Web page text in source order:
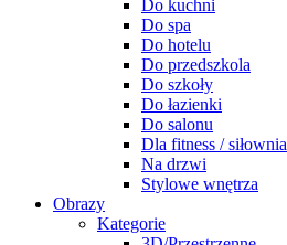
Do kuchni
Do spa
Do hotelu
Do przedszkola
Do szkoły
Do łazienki
Do salonu
Dla fitness / siłownia
Na drzwi
Stylowe wnętrza
Obrazy
Kategorie